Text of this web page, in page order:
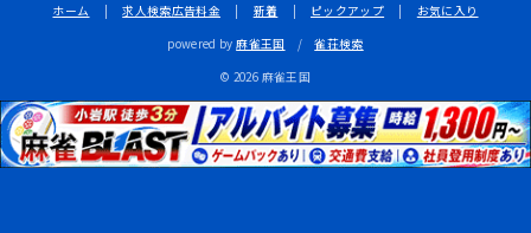
ホーム 求人検索広告料金 新着 ピックアップ
お気に入り
powered by麻雀王国 /
雀荘検索
© 2026 麻雀王国